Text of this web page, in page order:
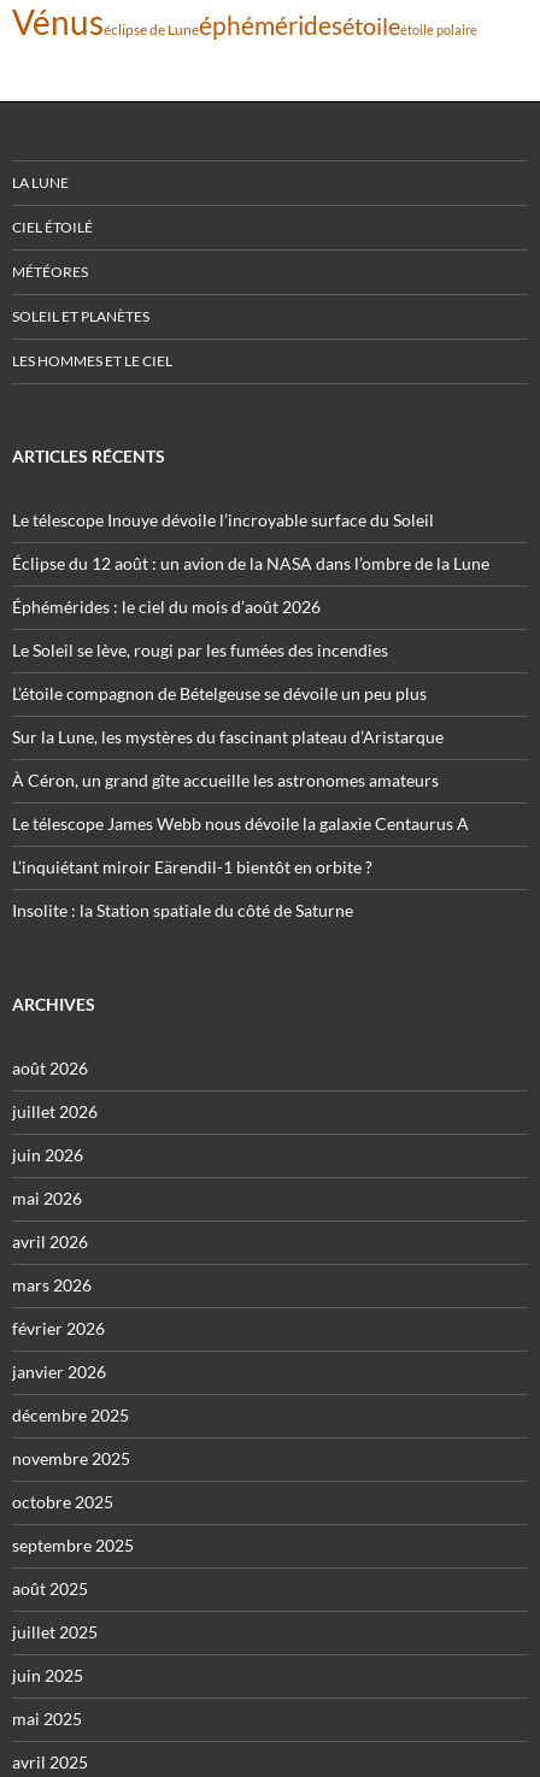
Vénuséclipse de Luneéphéméridesétoileétoile polaire
LA LUNE
CIEL ÉTOILÉ
MÉTÉORES
SOLEIL ET PLANÈTES
LES HOMMES ET LE CIEL
ARTICLES RÉCENTS
Le télescope Inouye dévoile l’incroyable surface du Soleil
Éclipse du 12 août : un avion de la NASA dans l’ombre de la Lune
Éphémérides : le ciel du mois d’août 2026
Le Soleil se lève, rougi par les fumées des incendies
L’étoile compagnon de Bételgeuse se dévoile un peu plus
Sur la Lune, les mystères du fascinant plateau d’Aristarque
À Céron, un grand gîte accueille les astronomes amateurs
Le télescope James Webb nous dévoile la galaxie Centaurus A
L’inquiétant miroir Eärendil-1 bientôt en orbite ?
Insolite : la Station spatiale du côté de Saturne
ARCHIVES
août 2026
juillet 2026
juin 2026
mai 2026
avril 2026
mars 2026
février 2026
janvier 2026
décembre 2025
novembre 2025
octobre 2025
septembre 2025
août 2025
juillet 2025
juin 2025
mai 2025
avril 2025